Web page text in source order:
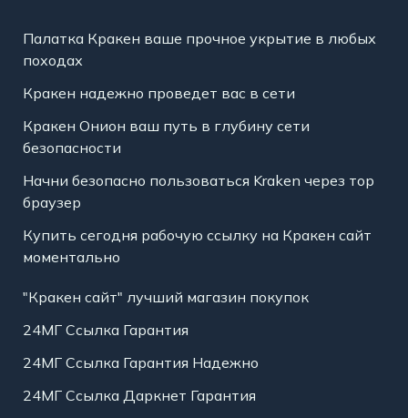
Палатка Кракен ваше прочное укрытие в любых
походах
Кракен надежно проведет вас в сети
Кракен Онион ваш путь в глубину сети
безопасности
Начни безопасно пользоваться Kraken через тор
браузер
Купить сегодня рабочую ссылку на Кракен сайт
моментально
"Кракен сайт" лучший магазин покупок
24МГ Ссылка Гарантия
24МГ Ссылка Гарантия Надежно
24МГ Ссылка Даркнет Гарантия